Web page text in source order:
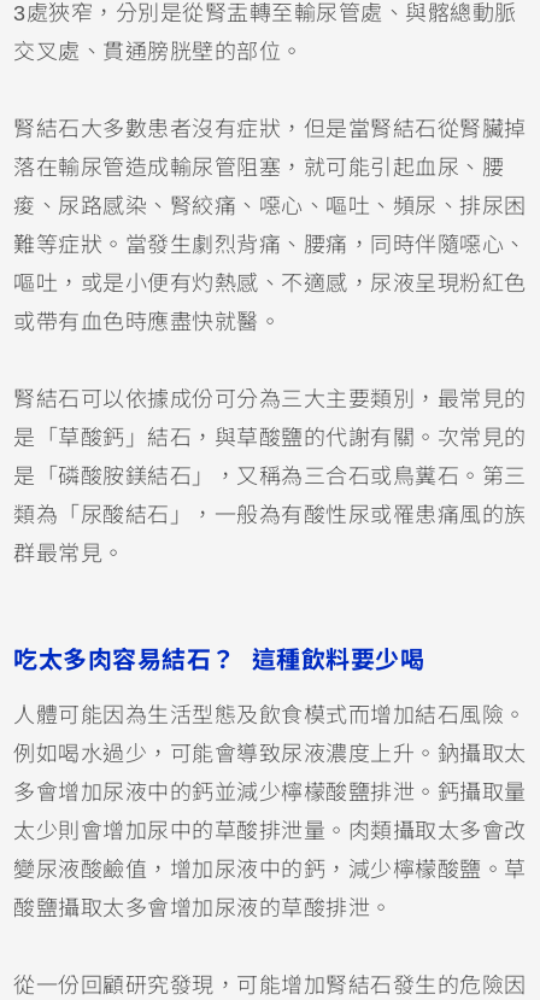
3處狹窄，分別是從腎盂轉至輸尿管處、與髂總動脈
交叉處、貫通膀胱壁的部位。
腎結石大多數患者沒有症狀，但是當腎結石從腎臟掉
落在輸尿管造成輸尿管阻塞，就可能引起血尿、腰
痠、尿路感染、腎絞痛、噁心、嘔吐、頻尿、排尿困
難等症狀。當發生劇烈背痛、腰痛，同時伴隨噁心、
嘔吐，或是小便有灼熱感、不適感，尿液呈現粉紅色
或帶有血色時應盡快就醫。
腎結石可以依據成份可分為三大主要類別，最常見的
是「草酸鈣」結石，與草酸鹽的代謝有關。次常見的
是「磷酸胺鎂結石」，又稱為三合石或鳥糞石。第三
類為「尿酸結石」，一般為有酸性尿或罹患痛風的族
群最常見。
吃太多肉容易結石？ 這種飲料要少喝
人體可能因為生活型態及飲食模式而增加結石風險。
例如喝水過少，可能會導致尿液濃度上升。鈉攝取太
多會增加尿液中的鈣並減少檸檬酸鹽排泄。鈣攝取量
太少則會增加尿中的草酸排泄量。肉類攝取太多會改
變尿液酸鹼值，增加尿液中的鈣，減少檸檬酸鹽。草
酸鹽攝取太多會增加尿液的草酸排泄。
從一份回顧研究發現，可能增加腎結石發生的危險因